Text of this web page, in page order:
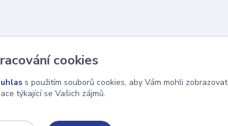
cookies
s použitím souborů cookies, aby Vám mohli zobrazovat
týkající se Vašich zájmů.